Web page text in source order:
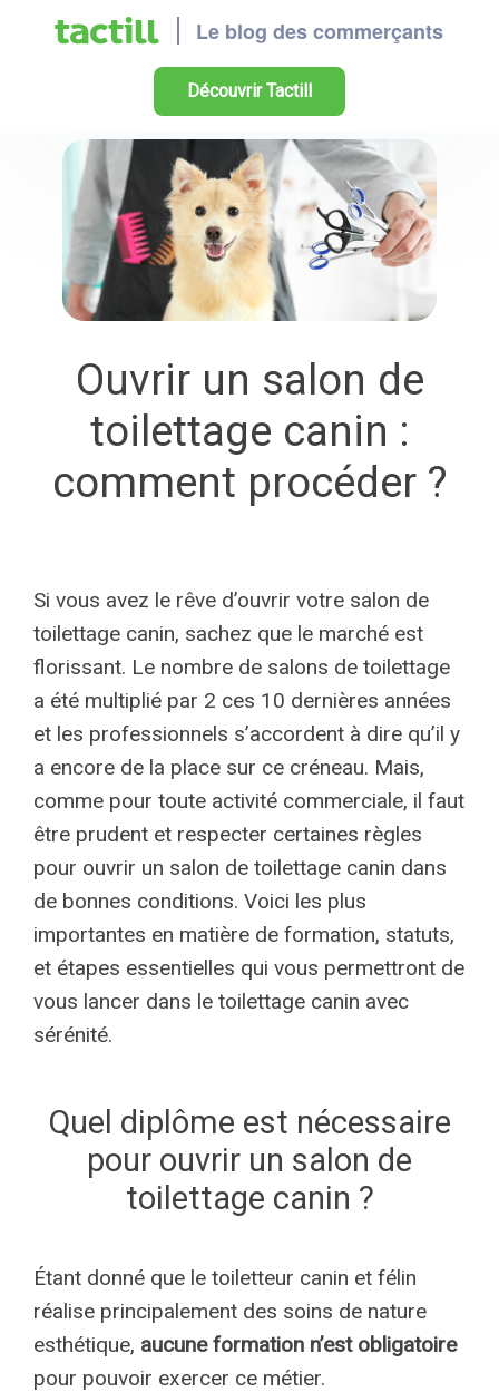
Découvrir Tactill
Ouvrir un salon de
toilettage canin :
comment procéder ?
Si vous avez le rêve d’ouvrir votre salon de
toilettage canin, sachez que le marché est
florissant. Le nombre de salons de toilettage
a été multiplié par 2 ces 10 dernières années
et les professionnels s’accordent à dire qu’il y
a encore de la place sur ce créneau. Mais,
comme pour toute activité commerciale, il faut
être prudent et respecter certaines règles
pour ouvrir un salon de toilettage canin dans
de bonnes conditions. Voici les plus
importantes en matière de formation, statuts,
et étapes essentielles qui vous permettront de
vous lancer dans le toilettage canin avec
sérénité.
Quel diplôme est nécessaire
pour ouvrir un salon de
toilettage canin ?
Étant donné que le toiletteur canin et félin
réalise principalement des soins de nature
esthétique, aucune formation n’est obligatoire
pour pouvoir exercer ce métier.